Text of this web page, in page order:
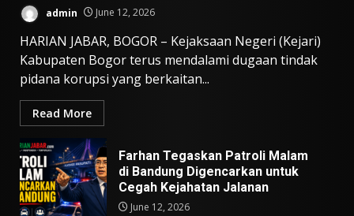
admin June 12, 2026
HARIAN JABAR, BOGOR – Kejaksaan Negeri (Kejari)
Kabupaten Bogor terus mendalami dugaan tindak
pidana korupsi yang berkaitan...
Read More
Farhan Tegaskan Patroli Malam
di Bandung Digencarkan untuk
Cegah Kejahatan Jalanan
June 12, 2026